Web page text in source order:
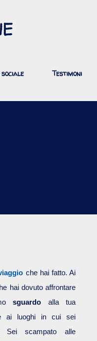
Testimoni
che hai fatto. Ai
hai dovuto affrontare
sguardo alla tua
ai luoghi in cui sei
Sei scampato alle